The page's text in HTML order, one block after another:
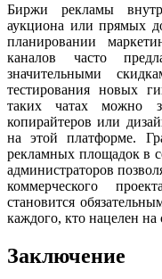
Биржи рекламы
аукциона или прямых
планировании
каналов часто
значительными
тестирования новых
таких чатах можно
копирайтеров или
на этой платформе.
рекламных площадок в
администраторов
коммерческого
становится
каждого, кто нацелен на
Заключение